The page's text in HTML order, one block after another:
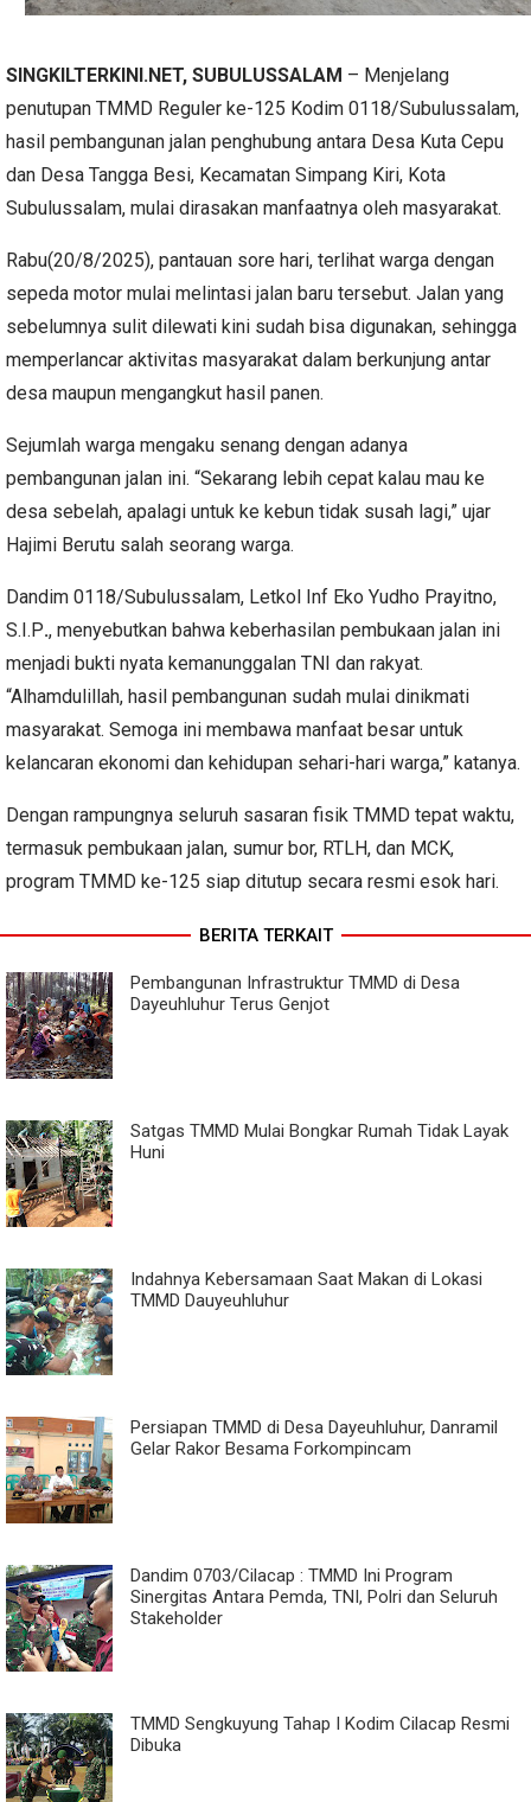
SINGKILTERKINI.NET, SUBULUSSALAM – Menjelang
penutupan TMMD Reguler ke-125 Kodim 0118/Subulussalam,
hasil pembangunan jalan penghubung antara Desa Kuta Cepu
dan Desa Tangga Besi, Kecamatan Simpang Kiri, Kota
Subulussalam, mulai dirasakan manfaatnya oleh masyarakat.
Rabu(20/8/2025), pantauan sore hari, terlihat warga dengan
sepeda motor mulai melintasi jalan baru tersebut. Jalan yang
sebelumnya sulit dilewati kini sudah bisa digunakan, sehingga
memperlancar aktivitas masyarakat dalam berkunjung antar
desa maupun mengangkut hasil panen.
Sejumlah warga mengaku senang dengan adanya
pembangunan jalan ini. “Sekarang lebih cepat kalau mau ke
desa sebelah, apalagi untuk ke kebun tidak susah lagi,” ujar
Hajimi Berutu salah seorang warga.
Dandim 0118/Subulussalam, Letkol Inf Eko Yudho Prayitno,
S.I.P., menyebutkan bahwa keberhasilan pembukaan jalan ini
menjadi bukti nyata kemanunggalan TNI dan rakyat.
“Alhamdulillah, hasil pembangunan sudah mulai dinikmati
masyarakat. Semoga ini membawa manfaat besar untuk
kelancaran ekonomi dan kehidupan sehari-hari warga,” katanya.
Dengan rampungnya seluruh sasaran fisik TMMD tepat waktu,
termasuk pembukaan jalan, sumur bor, RTLH, dan MCK,
program TMMD ke-125 siap ditutup secara resmi esok hari.
BERITA TERKAIT
Pembangunan Infrastruktur TMMD di Desa
Dayeuhluhur Terus Genjot
Satgas TMMD Mulai Bongkar Rumah Tidak Layak
Huni
Indahnya Kebersamaan Saat Makan di Lokasi
TMMD Dauyeuhluhur
Persiapan TMMD di Desa Dayeuhluhur, Danramil
Gelar Rakor Besama Forkompincam
Dandim 0703/Cilacap : TMMD Ini Program
Sinergitas Antara Pemda, TNI, Polri dan Seluruh
Stakeholder
TMMD Sengkuyung Tahap I Kodim Cilacap Resmi
Dibuka